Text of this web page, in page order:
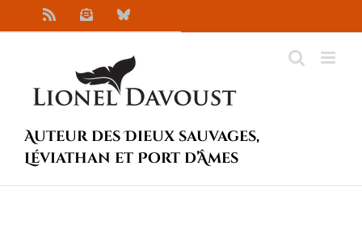
au
NewsletterBluesky
Auteur des Dieux sauvages,
Léviathan et Port d’Âmes